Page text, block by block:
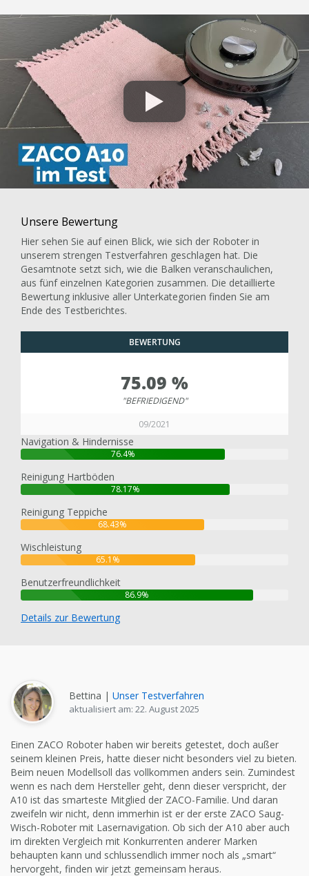
Unsere Bewertung
Hier sehen Sie auf einen Blick, wie sich der Roboter in
unserem strengen Testverfahren geschlagen hat. Die
Gesamtnote setzt sich, wie die Balken veranschaulichen,
aus fünf einzelnen Kategorien zusammen. Die detaillierte
Bewertung inklusive aller Unterkategorien finden Sie am
Ende des Testberichtes.
BEWERTUNG
75.09 %
"BEFRIEDIGEND"
09/2021
Navigation & Hindernisse
76.4%
Reinigung Hartböden
78.17%
Reinigung Teppiche
68.43%
Wischleistung
65.1%
Benutzerfreundlichkeit
86.9%
Details zur Bewertung
Bettina | Unser Testverfahren
aktualisiert am: 22. August 2025
Einen ZACO Roboter haben wir bereits getestet, doch außer
seinem kleinen Preis, hatte dieser nicht besonders viel zu bieten.
Beim neuen Modellsoll das vollkommen anders sein. Zumindest
wenn es nach dem Hersteller geht, denn dieser verspricht, der
A10 ist das smarteste Mitglied der ZACO-Familie. Und daran
zweifeln wir nicht, denn immerhin ist er der erste ZACO Saug-
Wisch-Roboter mit Lasernavigation. Ob sich der A10 aber auch
im direkten Vergleich mit Konkurrenten anderer Marken
behaupten kann und schlussendlich immer noch als „smart“
hervorgeht, finden wir jetzt gemeinsam heraus.